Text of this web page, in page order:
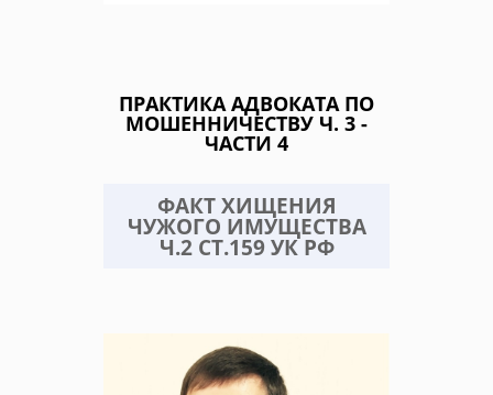
ПРАКТИКА АДВОКАТА ПО
МОШЕННИЧЕСТВУ Ч. 3 -
ЧАСТИ 4
ФАКТ ХИЩЕНИЯ
ЧУЖОГО ИМУЩЕСТВА
Ч.2 СТ.159 УК РФ